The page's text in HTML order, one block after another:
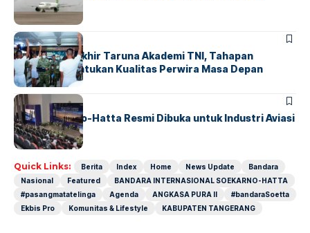
Nasional
BERITA
Sidang Pantukhir Taruna Akademi TNI, Tahapan
Strategis Tentukan Kualitas Perwira Masa Depan
BANDARA BERITA
IALC Soekarno-Hatta Resmi Dibuka untuk Industri Aviasi
Dunia
Quick Links: Berita Index Home News Update
Bandara
Nasional
Featured
BANDARA INTERNASIONAL SOEKARNO-HATTA
#pasangmatatelinga
Agenda ANGKASA PURA II
#bandaraSoetta
Ekbis Pro
Komunitas & Lifestyle KABUPATEN TANGERANG